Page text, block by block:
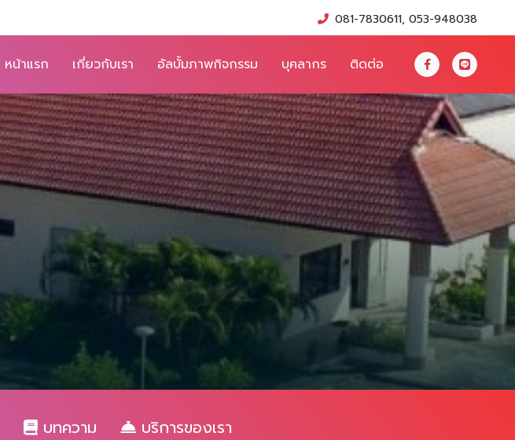
081-7830611, 053-948038
หน้าแรก เกี่ยวกับเรา อัลบั้มภาพกิจกรรม บุคลากร ติดต่อ
บทความ บริการของเรา